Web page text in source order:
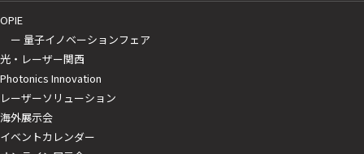
OPIE
ー 量子イノベーションフェア
光・レーザー関西
Photonics Innovation
レーザーソリューション
海外展示会
イベントカレンダー